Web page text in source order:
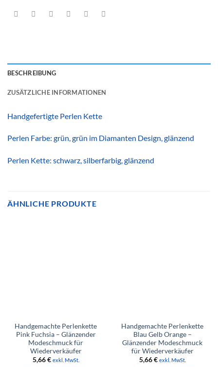
BESCHREIBUNG
ZUSÄTZLICHE INFORMATIONEN
Handgefertigte Perlen Kette
Perlen Farbe: grün, grün im Diamanten Design, glänzend
Perlen Kette: schwarz, silberfarbig, glänzend
ÄHNLICHE PRODUKTE
Handgemachte Perlenkette
Pink Fuchsia – Glänzender
Modeschmuck für
Wiederverkäufer
5,66€ exkl. MwSt.
Handgemachte Perlenkette
Blau Gelb Orange –
Glänzender Modeschmuck
für Wiederverkäufer
5,66€ exkl. MwSt.